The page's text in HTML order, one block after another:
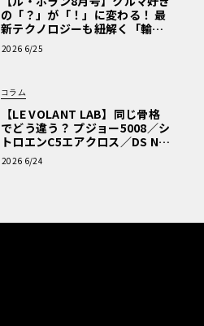
の「？」が「！」に変わる！ 最
新テクノロジーも紐解く「輸入
車Q&A」
2026 6/25
コラム
【LE VOLANT LAB】同じ骨格
でどう違う？ プジョー5008／シ
トロエンC5エアクロス／DS Nº4
読者一気乗りレポート
2026 6/24